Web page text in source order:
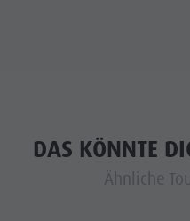
DAS KÖNNTE
Ähnliche